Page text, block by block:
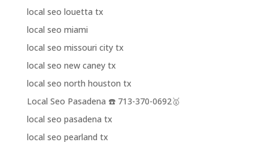
local seo louetta tx
local seo miami
local seo missouri city tx
local seo new caney tx
local seo north houston tx
Local Seo Pasadena ☎️ 713-370-0692🥇
local seo pasadena tx
local seo pearland tx